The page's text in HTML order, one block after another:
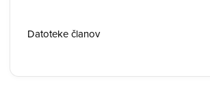
Datoteke članov